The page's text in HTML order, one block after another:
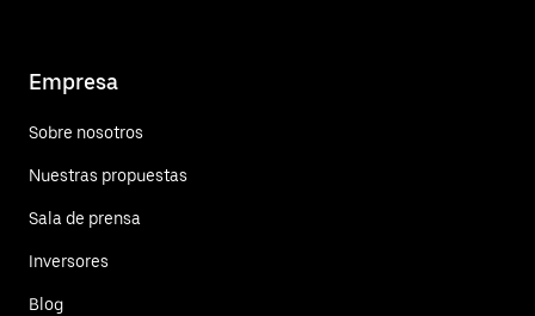
Empresa
Sobre nosotros
Nuestras propuestas
Sala de prensa
Inversores
Blog